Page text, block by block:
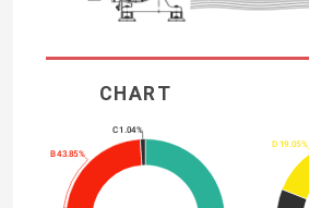
CHART
B 43.85%
C 1.04%
D 19.05%